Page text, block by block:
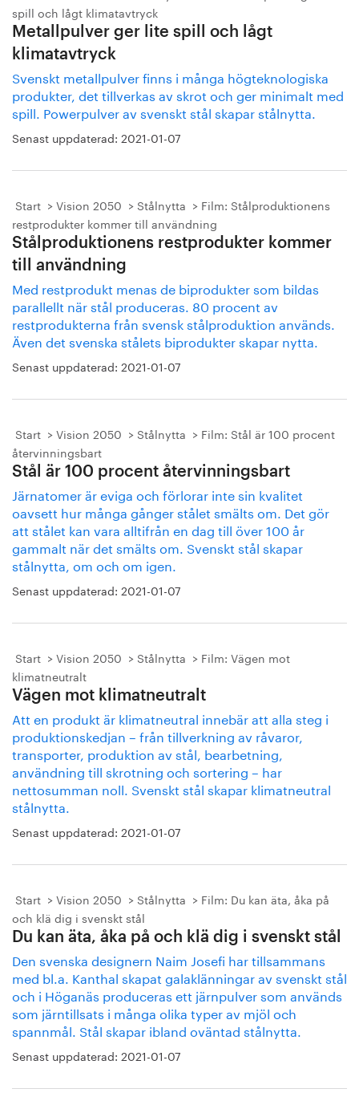
spill och lågt klimatavtryck
Metallpulver ger lite spill och lågt
klimatavtryck
Svenskt metallpulver finns i många högteknologiska
produkter, det tillverkas av skrot och ger minimalt med
spill. Powerpulver av svenskt stål skapar stålnytta.
Senast uppdaterad: 2021-01-07
Start Vision 2050 Stålnytta
Film: Stålproduktionens
restprodukter kommer till användning
Stålproduktionens restprodukter kommer
till användning
Med restprodukt menas de biprodukter som bildas
parallellt när stål produceras. 80 procent av
restprodukterna från svensk stålproduktion används.
Även det svenska stålets biprodukter skapar nytta.
Senast uppdaterad: 2021-01-07
Start Vision 2050 Stålnytta
Film: Stål är 100 procent
återvinningsbart
Stål är 100 procent återvinningsbart
Järnatomer är eviga och förlorar inte sin kvalitet
oavsett hur många gånger stålet smälts om. Det gör
att stålet kan vara alltifrån en dag till över 100 år
gammalt när det smälts om. Svenskt stål skapar
stålnytta, om och om igen.
Senast uppdaterad: 2021-01-07
Start Vision 2050 Stålnytta
Film: Vägen mot
klimatneutralt
Vägen mot klimatneutralt
Att en produkt är klimatneutral innebär att alla steg i
produktionskedjan – från tillverkning av råvaror,
transporter, produktion av stål, bearbetning,
användning till skrotning och sortering – har
nettosumman noll. Svenskt stål skapar klimatneutral
stålnytta.
Senast uppdaterad: 2021-01-07
Start Vision 2050 Stålnytta
Film: Du kan äta, åka på
och klä dig i svenskt stål
Du kan äta, åka på och klä dig i svenskt stål
Den svenska designern Naim Josefi har tillsammans
med bl.a. Kanthal skapat galaklänningar av svenskt stål
och i Höganäs produceras ett järnpulver som används
som järntillsats i många olika typer av mjöl och
spannmål. Stål skapar ibland oväntad stålnytta.
Senast uppdaterad: 2021-01-07